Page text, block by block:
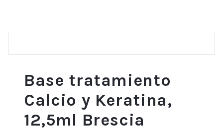
Base tratamiento
Calcio y Keratina,
12,5ml Brescia